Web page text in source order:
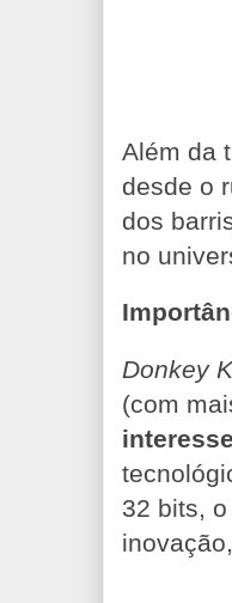
Além da
desde o
dos
no
Donkey
(com
32 bits,